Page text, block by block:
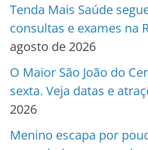
Tenda Mais Saúde
consultas e exames na
agosto de 2026
O Maior São João do
sexta. Veja datas e
2026
Menino escapa por